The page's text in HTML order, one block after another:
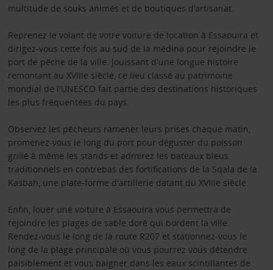
multitude de souks animés et de boutiques d’artisanat.
Reprenez le volant de votre voiture de location à Essaouira et
dirigez-vous cette fois au sud de la médina pour rejoindre le
port de pêche de la ville. Jouissant d'une longue histoire
remontant au XVIIIe siècle, ce lieu classé au patrimoine
mondial de l'UNESCO fait partie des destinations historiques
les plus fréquentées du pays.
Observez les pêcheurs ramener leurs prises chaque matin,
promenez-vous le long du port pour déguster du poisson
grillé à même les stands et admirez les bateaux bleus
traditionnels en contrebas des fortifications de la Sqala de la
Kasbah, une plate-forme d'artillerie datant du XVIIIe siècle.
Enfin, louer une voiture à Essaouira vous permettra de
rejoindre les plages de sable doré qui bordent la ville.
Rendez-vous le long de la route R207 et stationnez-vous le
long de la plage principale où vous pourrez vous détendre
paisiblement et vous baigner dans les eaux scintillantes de